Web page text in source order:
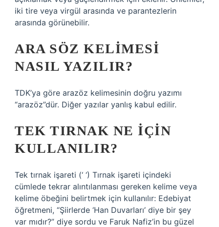
iki tire veya virgül arasında ve parantezlerin
arasında görünebilir.
ARA SÖZ KELIMESI
NASIL YAZILIR?
TDK’ya göre arazöz kelimesinin doğru yazımı
“arazöz”dür. Diğer yazılar yanlış kabul edilir.
TEK TIRNAK NE IÇIN
KULLANILIR?
Tek tırnak işareti (‘ ‘) Tırnak işareti içindeki
cümlede tekrar alıntılanması gereken kelime veya
kelime öbeğini belirtmek için kullanılır: Edebiyat
öğretmeni, “Şiirlerde ‘Han Duvarları’ diye bir şey
var mıdır?” diye sordu ve Faruk Nafiz’in bu güzel